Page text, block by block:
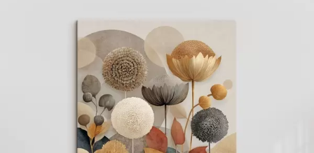
Яскраві, насичені кольори
Стійкість до вицвітання
Безпечне чорнило без запаху
Поверхня з текстурою полотна
Екологічний матеріал
грн